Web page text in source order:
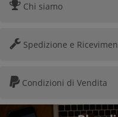
Chi siamo
Spedizione e
Condizioni di Vendita